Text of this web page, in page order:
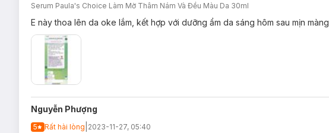
Serum Paula's Choice Làm Mờ Thâm Nám Và Đều Màu Da 30ml
E này thoa lên da oke lắm, kết hợp với dưỡng ẩm da sáng hôm sau mịn màng
Nguyễn Phượng
5 Rất hài lòng 2023-11-27, 05:40